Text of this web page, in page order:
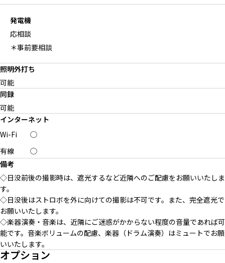
発電機
応相談
＊事前要相談
照明外打ち
可能
同録
可能
インターネット
Wi-Fi
◯
有線
◯
備考
◇日没前後の撮影時は、遮光するなど近隣へのご配慮をお願いいたしま
す。
◇日没後はストロボを外に向けての撮影は不可です。また、完全遮光で
お願いいたします。
◇楽器演奏・音楽は、近隣にご迷惑がかからない程度の音量であれば可
能です。音楽ボリュームの配慮、楽器（ドラム演奏）はミュートでお願
いいたします。
オプション